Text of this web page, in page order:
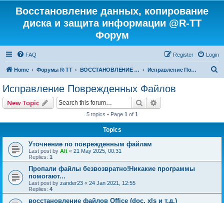
Восстановление данных, копирование
диска и защита информации @R-TT
Форум
FAQ Login
Register
Home Форумы R-TT ВОССТАНОВЛЕНИЕ ДАННЫХ И УДАЛЕННЫХ ФАЙЛОВ Исправление Поврежденных Файлов
Исправление Поврежденных Файлов
New Topic Search
5 topics • Page 1 of 1
Topics
Уточнение по поврежденным файлам
Last post by Alt « 21 May 2025, 00:31
Replies: 1
Пропали файлы безвозвратно!Никакие программы
помогают...
Last post by zander23 « 24 Jan 2021, 12:55
Replies: 4
восстановление файлов Office (doc, xls и т.д.)